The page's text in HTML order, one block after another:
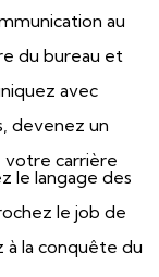
au
du bureau et
avec
devenez un
votre carrière
le langage des
le job de
à la conquête du